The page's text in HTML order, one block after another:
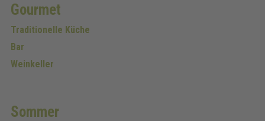
Gourmet
Traditionelle Küche
Bar
Weinkeller
Sommer